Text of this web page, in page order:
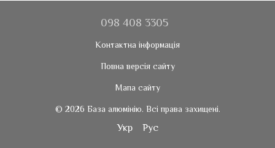
098 408 3305
Контактна інформація
Повна версія сайту
Мапа сайту
© 2026 База алюмінію. Всі права захищені.
Укр Рус